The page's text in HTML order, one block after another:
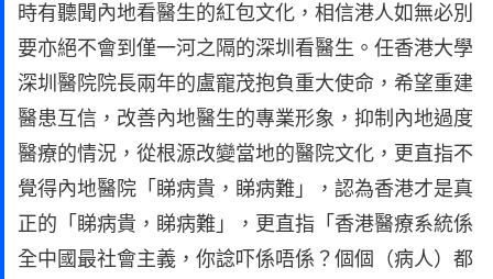
時有聽聞內地看醫生的紅包文化，相信港人如無必別
要亦絕不會到僅一河之隔的深圳看醫生。任香港大學
深圳醫院院長兩年的盧寵茂抱負重大使命，希望重建
醫患互信，改善內地醫生的專業形象，抑制內地過度
醫療的情況，從根源改變當地的醫院文化，更直指不
覺得內地醫院「睇病貴，睇病難」，認為香港才是真
正的「睇病貴，睇病難」，更直指「香港醫療系統係
全中國最社會主義，你諗吓係唔係？個個（病人）都